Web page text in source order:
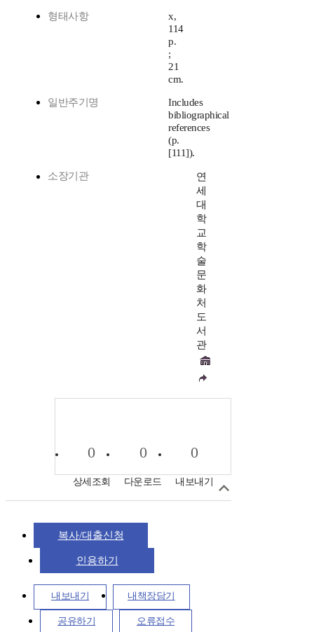
형태사항
x,
114
p.
;
21
cm.
일반주기명
Includes
bibliographical
references
(p.
[111]).
소장기관
연
세
대
학
교
학
술
문
화
처
도
서
관
0
상세조회
0
다운로드
0
내보내기
복사/대출신청
인용하기
내보내기 내책장담기
공유하기 오류접수